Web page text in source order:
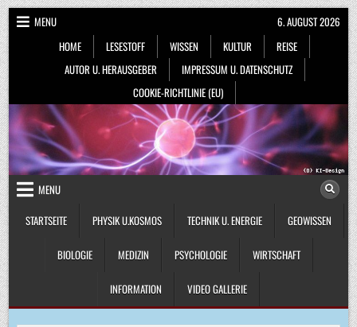
Skip
to
content
MENU
HOME
LESESTOFF WISSEN KULTUR
REISE
AUTOR U. HERAUSGEBER
IMPRESSUM U. DATENSCHUTZ
COOKIE-RICHTLINIE (EU)
6. AUGUST 2026
MENU
STARTSEITE
PHYSIK U.KOSMOS TECHNIK U. ENERGIE GEOWISSEN
BIOLOGIE MEDIZIN PSYCHOLOGIE WIRTSCHAFT
INFORMATION VIDEO GALLERIE